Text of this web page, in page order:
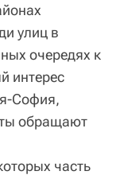
улиц в
очередях к
интерес
София,
обращают
часть